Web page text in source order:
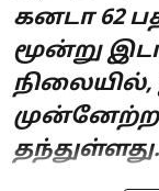
கனடா 62
மூன்று
தந்துள்ளது.